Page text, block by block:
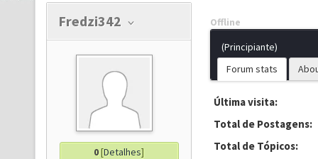
Fredzi342
0[Detalhes]
Offline
(Principiante)
Forum stats
Última visita:
Total de Postagens:
Total de Tópicos: